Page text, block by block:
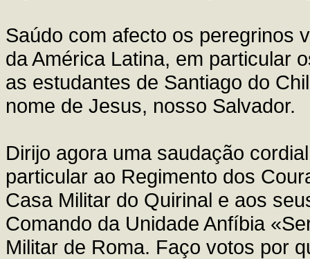
Saúdo com afecto os peregrinos
da América Latina, em particular
as estudantes de Santiago do
nome de Jesus, nosso Salvador.
Dirijo agora uma saudação
particular ao Regimento dos
Casa Militar do Quirinal e aos
Comando da Unidade Anfíbia
Militar de Roma. Faço votos por